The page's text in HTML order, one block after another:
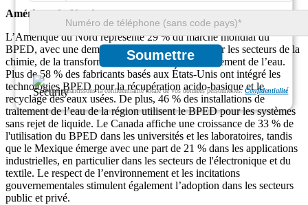
Soumettre
Nous garantissons la confidentialité totale de vos données personnelles.Confidentialité
Amérique du Nord
L’Amérique du Nord représente 29 % du marché mondial du
BPED, avec une demande principalement tirée par les secteurs de la
chimie, de la transformation alimentaire et du traitement de l’eau.
Plus de 58 % des fabricants basés aux États-Unis ont intégré les
technologies BPED pour la récupération acido-basique et le
recyclage des eaux usées. De plus, 46 % des installations de
traitement de l’eau de la région utilisent le BPED pour les systèmes
sans rejet de liquide. Le Canada affiche une croissance de 33 % de
l'utilisation du BPED dans les universités et les laboratoires, tandis
que le Mexique émerge avec une part de 21 % dans les applications
industrielles, en particulier dans les secteurs de l'électronique et du
textile. Le respect de l’environnement et les incitations
gouvernementales stimulent également l’adoption dans les secteurs
public et privé.